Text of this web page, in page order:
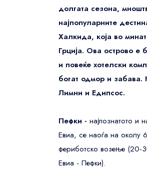
долгата сезона,
најпопуларните
Халкида, која во
Грција. Ова острово е
и повеќе хотелски
богат одмор и забава.
Лимни и Едипсос.
Пефки - најпознатото и
Евиа, се наоѓа на околу
фериботско возење (20-
Евиа - Пефки).
Wonderful 4.5+
Very good 4+
Good 3.5+
Mid-range
Family-friendly